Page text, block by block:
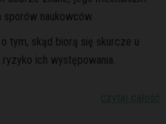
naukowców.
tym, skąd biorą się skurcze u
ich występowania.
czytaj całość